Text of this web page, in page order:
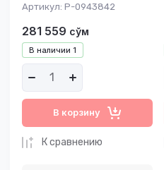
Артикул: P-0943842
В наличии 1
281 559 сўм
В корзину
К сравнению